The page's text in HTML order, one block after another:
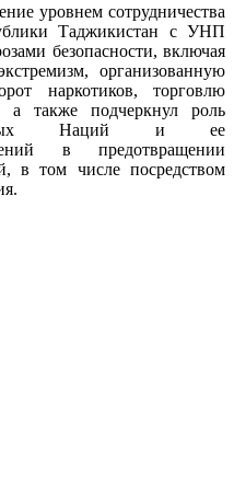
уровнем сотрудничества
Таджикистан с УНП
безопасности, включая
организованную
наркотиков, торговлю
а также подчеркнул роль
Наций и ее
в предотвращении
в том числе посредством